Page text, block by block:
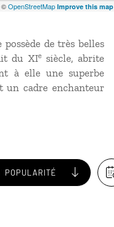
©OpenStreetMap Improve this map
de très belles
du XIesiècle, abrite
à elle une superbe
un cadre enchanteur
POPULARITÉ